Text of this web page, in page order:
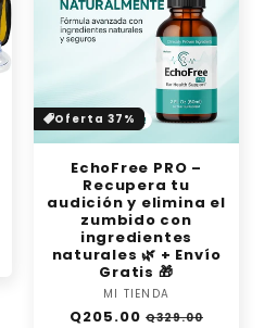
Oferta 37%
EchoFree PRO –
Recupera tu
audición y elimina el
zumbido con
ingredientes
naturales 🌿 + Envío
Gratis 🎁
Proveedor:
MI TIENDA
Precio
Q205.00 Precio
Q329.00